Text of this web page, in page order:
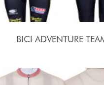
BICI ADVENTURE